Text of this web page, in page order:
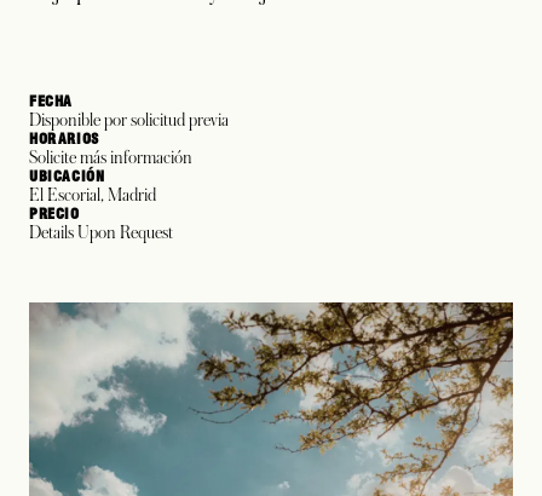
FECHA
Disponible por solicitud previa
HORARIOS
Solicite más información
UBICACIÓN
El Escorial, Madrid
PRECIO
Details Upon Request